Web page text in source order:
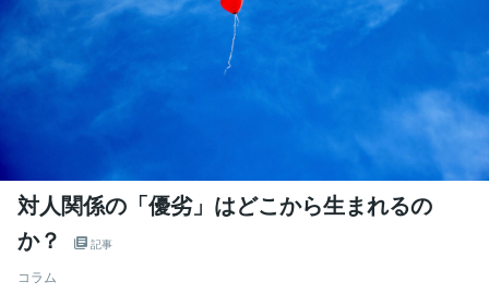
対人関係の「優劣」はどこから生まれるの
か？
記事
コラム